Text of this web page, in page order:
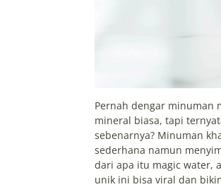
Pernah dengar minuman
mineral biasa, tapi
sebenarnya? Minuman
sederhana namun
dari apa itu magic water,
unik ini bisa viral dan